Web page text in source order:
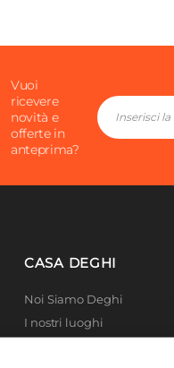
Vuoi
ricevere
novità e
offerte in
anteprima?
CASA DEGHI
Noi Siamo Deghi
I nostri luoghi